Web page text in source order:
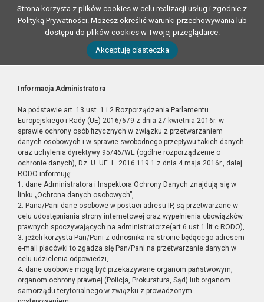
Strona korzysta z plików cookies w celu realizacji usług i zgodnie z
Polityką Prywatności. Możesz określić warunki przechowywania lub
dostępu do plików cookies w Twojej przeglądarce.
Akceptuję ciasteczka
Informacja Administratora
Na podstawie art. 13 ust. 1 i 2 Rozporządzenia Parlamentu
Europejskiego i Rady (UE) 2016/679 z dnia 27 kwietnia 2016r. w
sprawie ochrony osób fizycznych w związku z przetwarzaniem
danych osobowych i w sprawie swobodnego przepływu takich danych
oraz uchylenia dyrektywy 95/46/WE (ogólne rozporządzenie o
ochronie danych), Dz. U. UE. L. 2016.119.1 z dnia 4 maja 2016r., dalej
RODO informuję:
1. dane Administratora i Inspektora Ochrony Danych znajdują się w
linku „Ochrona danych osobowych”,
2. Pana/Pani dane osobowe w postaci adresu IP, są przetwarzane w
celu udostępniania strony internetowej oraz wypełnienia obowiązków
prawnych spoczywających na administratorze(art.6 ust.1 lit.c RODO),
3. jeżeli korzysta Pan/Pani z odnośnika na stronie będącego adresem
e-mail placówki to zgadza się Pan/Pani na przetwarzanie danych w
celu udzielenia odpowiedzi,
4. dane osobowe mogą być przekazywane organom państwowym,
organom ochrony prawnej (Policja, Prokuratura, Sąd) lub organom
samorządu terytorialnego w związku z prowadzonym